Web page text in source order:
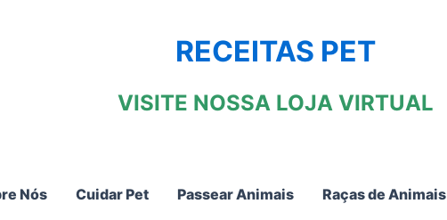
RECEITAS PET
VISITE NOSSA LOJA VIRTUAL
Nós Cuidar Pet Passear Animais Raças de Animais